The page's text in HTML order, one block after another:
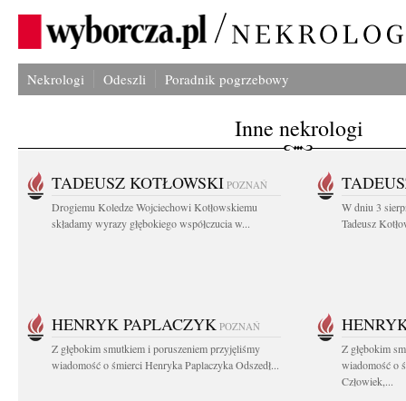
Nekrologi Odeszli Poradnik pogrzebowy
Inne nekrologi
TADEUSZ KOTŁOWSKI POZNAŃ
Drogiemu Koledze Wojciechowi Kotłowskiemu
składamy wyrazy głębokiego współczucia w...
W dniu 3
Tadeusz
HENRYK PAPLACZYK POZNAŃ
Z głębokim smutkiem i poruszeniem przyjęliśmy
wiadomość o śmierci Henryka Paplaczyka Odszedł...
Z głębokim
wiadomość o
Człowiek,...